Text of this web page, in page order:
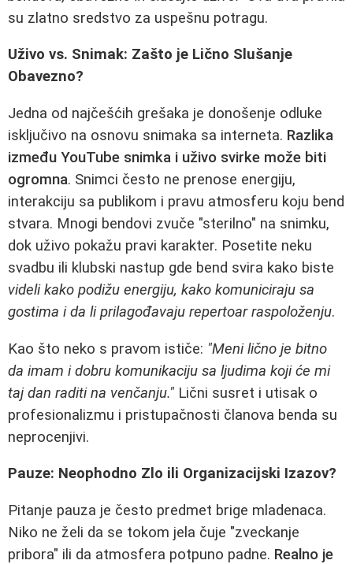
su zlatno sredstvo za uspešnu potragu.
Uživo vs. Snimak: Zašto je Lično Slušanje
Obavezno?
Jedna od najčešćih grešaka je donošenje odluke
isključivo na osnovu snimaka sa interneta. Razlika
između YouTube snimka i uživo svirke može biti
ogromna. Snimci često ne prenose energiju,
interakciju sa publikom i pravu atmosferu koju bend
stvara. Mnogi bendovi zvuče "sterilno" na snimku,
dok uživo pokažu pravi karakter. Posetite neku
svadbu ili klubski nastup gde bend svira kako biste
videli kako podižu energiju, kako komuniciraju sa
gostima i da li prilagođavaju repertoar raspoloženju.
Kao što neko s pravom ističe: "Meni lično je bitno
da imam i dobru komunikaciju sa ljudima koji će mi
taj dan raditi na venčanju." Lični susret i utisak o
profesionalizmu i pristupačnosti članova benda su
neprocenjivi.
Pauze: Neophodno Zlo ili Organizacijski Izazov?
Pitanje pauza je često predmet brige mladenaca.
Niko ne želi da se tokom jela čuje "zveckanje
pribora" ili da atmosfera potpuno padne. Realno je